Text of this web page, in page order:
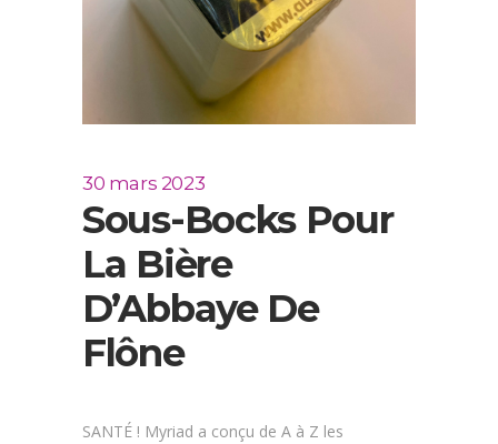
30 mars 2023
Sous-Bocks Pour
La Bière
D’Abbaye De
Flône
SANTÉ ! Myriad a conçu de A à Z les